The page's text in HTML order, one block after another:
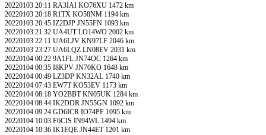
20220103 20:11 RA3IAI KO76XU 1472 km
20220103 20:18 R1TX KO58NM 1194 km
20220103 20:45 IZ2DJP JN55FN 1093 km
20220103 21:32 UA4UT LO14WO 2002 km
20220103 22:11 UA6LJV KN97LF 2046 km
20220103 23:27 UA6LQZ LN08EV 2031 km
20220104 00:22 9A1FL JN74OC 1264 km
20220104 00:35 I8KPV JN70KO 1648 km
20220104 00:49 LZ3DP KN32AL 1740 km
20220104 07:43 EW7T KO53EV 1173 km
20220104 08:18 YO2BBT KN05UK 1284 km
20220104 08:44 IK2DDR JN55GN 1092 km
20220104 09:24 GD6ICR IO74PF 1095 km
20220104 10:03 F6CIS IN94WL 1494 km
20220104 10:36 IK1EQE JN44ET 1201 km